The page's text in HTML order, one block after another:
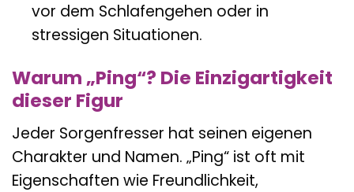
vor dem Schlafengehen oder in
stressigen Situationen.
Warum „Ping“? Die Einzigartigkeit
dieser Figur
Jeder Sorgenfresser hat seinen eigenen
Charakter und Namen. „Ping“ ist oft mit
Eigenschaften wie Freundlichkeit,